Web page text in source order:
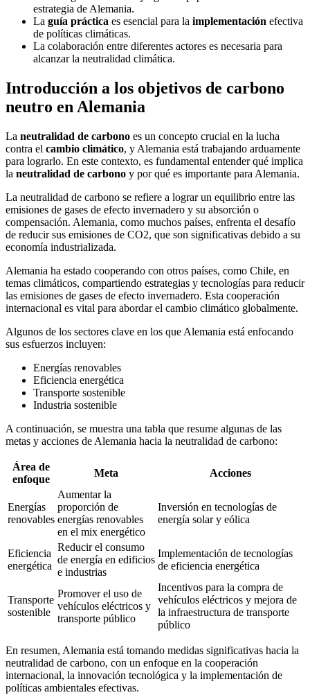
estrategia de Alemania.
La guía práctica es esencial para la implementación efectiva
de políticas climáticas.
La colaboración entre diferentes actores es necesaria para
alcanzar la neutralidad climática.
Introducción a los objetivos de carbono
neutro en Alemania
La neutralidad de carbono es un concepto crucial en la lucha
contra el cambio climático, y Alemania está trabajando arduamente
para lograrlo. En este contexto, es fundamental entender qué implica
la neutralidad de carbono y por qué es importante para Alemania.
La neutralidad de carbono se refiere a lograr un equilibrio entre las
emisiones de gases de efecto invernadero y su absorción o
compensación. Alemania, como muchos países, enfrenta el desafío
de reducir sus emisiones de CO2, que son significativas debido a su
economía industrializada.
Alemania ha estado cooperando con otros países, como Chile, en
temas climáticos, compartiendo estrategias y tecnologías para reducir
las emisiones de gases de efecto invernadero. Esta cooperación
internacional es vital para abordar el cambio climático globalmente.
Algunos de los sectores clave en los que Alemania está enfocando
sus esfuerzos incluyen:
Energías renovables
Eficiencia energética
Transporte sostenible
Industria sostenible
A continuación, se muestra una tabla que resume algunas de las
metas y acciones de Alemania hacia la neutralidad de carbono:
Área de
enfoque
Meta Acciones
Energías
renovables
Aumentar la
proporción de
energías renovables
en el mix energético
Inversión en tecnologías de
energía solar y eólica
Eficiencia
energética
Reducir el consumo
de energía en edificios
e industrias
Implementación de tecnologías
de eficiencia energética
Transporte
sostenible
Promover el uso de
vehículos eléctricos y
transporte público
Incentivos para la compra de
vehículos eléctricos y mejora de
la infraestructura de transporte
público
En resumen, Alemania está tomando medidas significativas hacia la
neutralidad de carbono, con un enfoque en la cooperación
internacional, la innovación tecnológica y la implementación de
políticas ambientales efectivas.